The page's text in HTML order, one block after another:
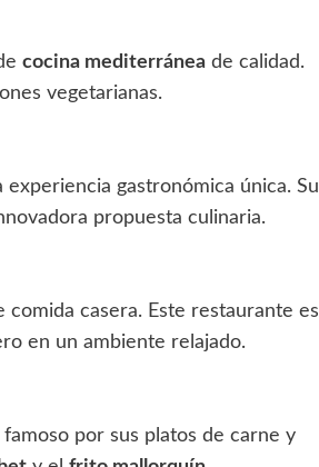
cocina mediterránea de calidad.
vegetarianas.
gastronómica única. Su
propuesta culinaria.
comida casera. Este restaurante es
en un ambiente relajado.
famoso por sus platos de carne y